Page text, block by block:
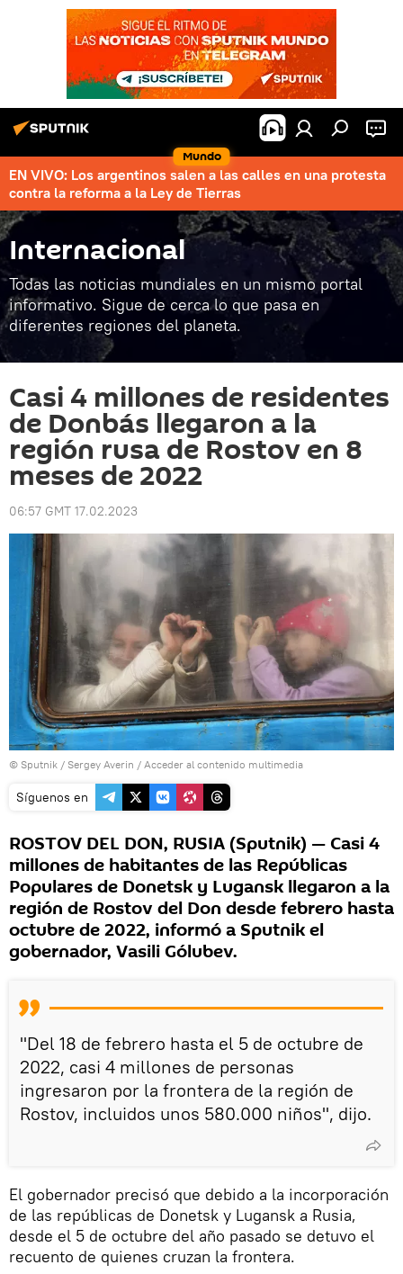
Mundo
EN VIVO: Los argentinos salen a las calles en una protesta
contra la reforma a la Ley de Tierras
Internacional
Todas las noticias mundiales en un mismo portal
informativo. Sigue de cerca lo que pasa en
diferentes regiones del planeta.
Casi 4 millones de residentes
de Donbás llegaron a la
región rusa de Rostov en 8
meses de 2022
06:57 GMT 17.02.2023
© Sputnik / Sergey Averin / Acceder al contenido multimedia
Síguenos en
ROSTOV DEL DON, RUSIA (Sputnik) — Casi 4
millones de habitantes de las Repúblicas
Populares de Donetsk y Lugansk llegaron a la
región de Rostov del Don desde febrero hasta
octubre de 2022, informó a Sputnik el
gobernador, Vasili Gólubev.
"Del 18 de febrero hasta el 5 de octubre de
2022, casi 4 millones de personas
ingresaron por la frontera de la región de
Rostov, incluidos unos 580.000 niños", dijo.
El gobernador precisó que debido a la incorporación
de las repúblicas de Donetsk y Lugansk a Rusia,
desde el 5 de octubre del año pasado se detuvo el
recuento de quienes cruzan la frontera.